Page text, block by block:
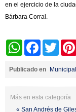
en el ejercicio de la
Bárbara Corral.
WhatsAppFacebookTwitter
Publicado en
Más en esta categoría
« San Andrés de